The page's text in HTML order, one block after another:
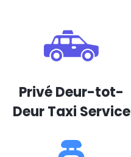
Privé Deur-tot-
Deur Taxi Service